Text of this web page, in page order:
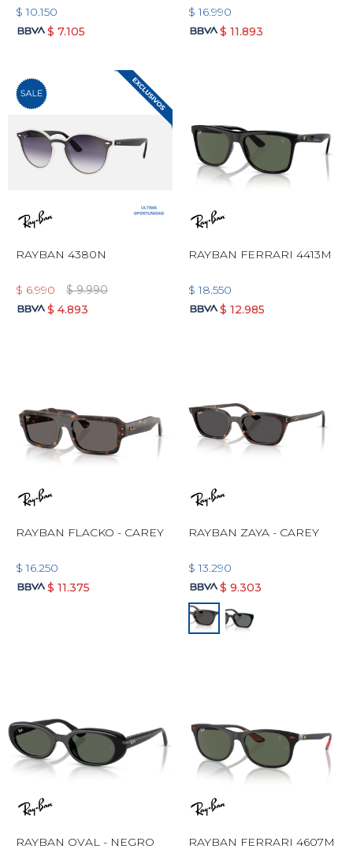
$ 10.150
$ 7.105
POLARIZADO
$ 16.990
$ 11.893
RAYBAN 4380N
$ 6.990 $ 9.990
$ 4.893
RAYBAN FERRARI 4413M
$ 18.550
$ 12.985
RAYBAN FLACKO - CAREY
$ 16.250
$ 11.375
RAYBAN ZAYA - CAREY
$ 13.290
$ 9.303
RAYBAN OVAL - NEGRO RAYBAN FERRARI 4607M